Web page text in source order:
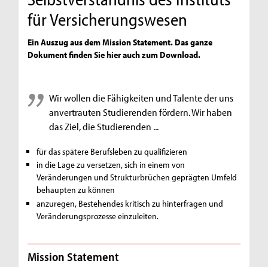
für Versicherungswesen
Ein Auszug aus dem Mission Statement. Das ganze
Dokument finden Sie hier auch zum Download.
Wir wollen die Fähigkeiten und Talente der uns
anvertrauten Studierenden fördern. Wir haben
das Ziel, die Studierenden ...
für das spätere Berufsleben zu qualifizieren
in die Lage zu versetzen, sich in einem von
Veränderungen und Strukturbrüchen geprägten Umfeld
behaupten zu können
anzuregen, Bestehendes kritisch zu hinterfragen und
Veränderungsprozesse einzuleiten.
Mission Statement